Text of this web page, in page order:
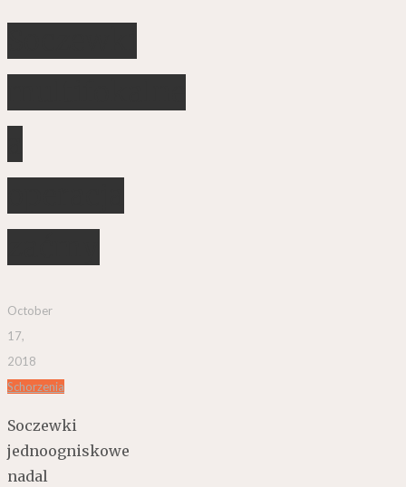
October
17,
2018
Schorzenia
Soczewki
jednoogniskowe
nadal